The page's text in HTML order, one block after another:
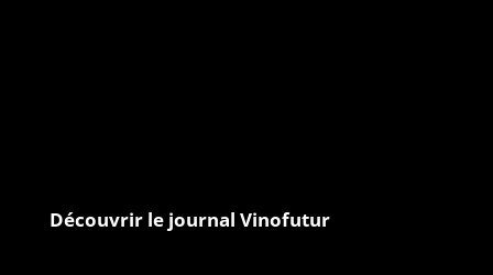
Découvrir le journal Vinofutur